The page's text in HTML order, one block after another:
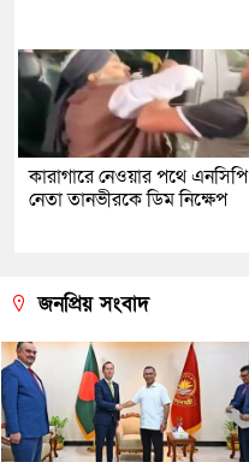
কারাগারে নেওয়ার পথে এনসিপি
নেতা তানভীরকে ডিম নিক্ষেপ
জনপ্রিয় সংবাদ